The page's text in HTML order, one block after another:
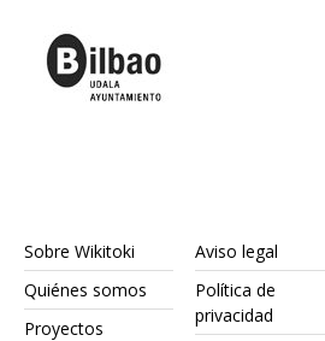
Sobre Wikitoki
Quiénes somos
Proyectos
Aviso legal
Política de
privacidad